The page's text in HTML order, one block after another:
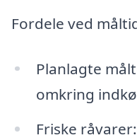
Fordele ved
Planlagte
omkring
Friske